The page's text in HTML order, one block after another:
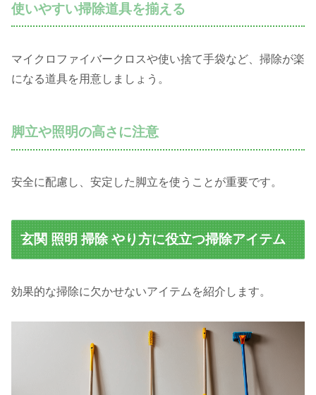
使いやすい掃除道具を揃える
マイクロファイバークロスや使い捨て手袋など、掃除が楽
になる道具を用意しましょう。
脚立や照明の高さに注意
安全に配慮し、安定した脚立を使うことが重要です。
玄関 照明 掃除 やり方に役立つ掃除アイテム
効果的な掃除に欠かせないアイテムを紹介します。